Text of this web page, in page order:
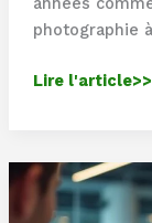
photographie
Portrait
Adeline
la
Lire l'article>>